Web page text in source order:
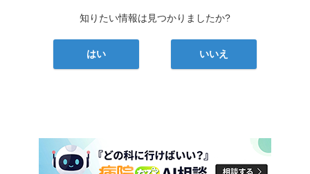
知りたい情報は見つかりましたか?
はい いいえ